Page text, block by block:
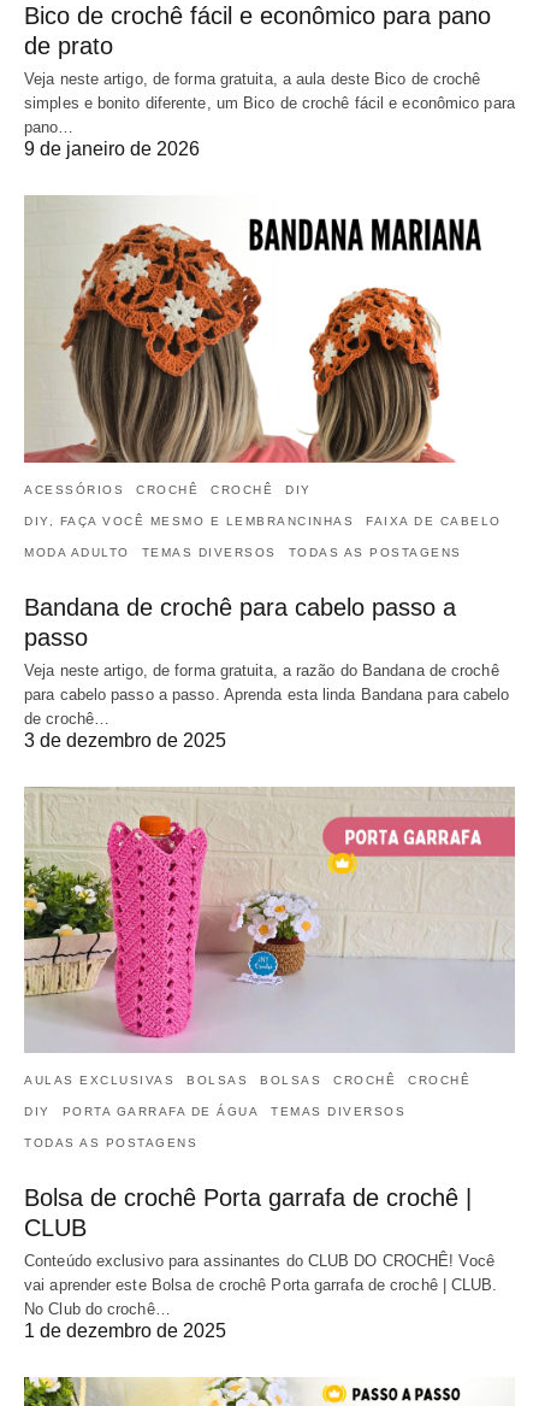
Bico de crochê fácil e econômico para pano
de prato
Veja neste artigo, de forma gratuita, a aula deste Bico de crochê
simples e bonito diferente, um Bico de crochê fácil e econômico para
pano…
9 de janeiro de 2026
ACESSÓRIOS CROCHÊ CROCHÊ DIY
DIY, FAÇA VOCÊ MESMO E LEMBRANCINHAS FAIXA DE CABELO
MODA ADULTO TEMAS DIVERSOS TODAS AS POSTAGENS
Bandana de crochê para cabelo passo a
passo
Veja neste artigo, de forma gratuita, a razão do Bandana de crochê
para cabelo passo a passo. Aprenda esta linda Bandana para cabelo
de crochê…
3 de dezembro de 2025
AULAS EXCLUSIVAS BOLSAS BOLSAS CROCHÊ CROCHÊ
DIY PORTA GARRAFA DE ÁGUA TEMAS DIVERSOS
TODAS AS POSTAGENS
Bolsa de crochê Porta garrafa de crochê |
CLUB
Conteúdo exclusivo para assinantes do CLUB DO CROCHÊ! Você
vai aprender este Bolsa de crochê Porta garrafa de crochê | CLUB.
No Club do crochê…
1 de dezembro de 2025